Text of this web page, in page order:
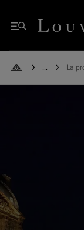
Menu
Louvre -
Retour à
See allLa